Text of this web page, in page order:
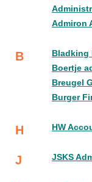
Admiron
B
Bladking
Boertje
Breugel
Burger
H HW
J JSKS